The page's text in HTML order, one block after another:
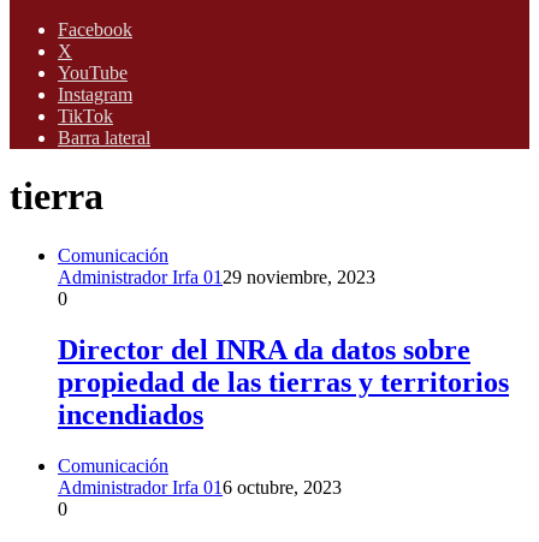
Facebook
X
YouTube
Instagram
TikTok
Barra lateral
tierra
Comunicación
Administrador Irfa 01 29 noviembre, 2023
0
Director del INRA da datos sobre
propiedad de las tierras y territorios
incendiados
Comunicación
Administrador Irfa 016 octubre, 2023
0